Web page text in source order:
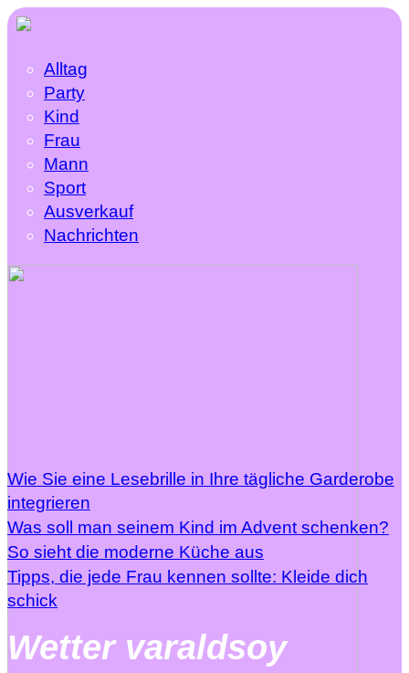
Alltag
Party
Kind
Frau
Mann
Sport
Ausverkauf
Nachrichten
Wie Sie eine Lesebrille in Ihre tägliche Garderobe
integrieren
Was soll man seinem Kind im Advent schenken?
So sieht die moderne Küche aus
Tipps, die jede Frau kennen sollte: Kleide dich
schick
Wetter varaldsoy